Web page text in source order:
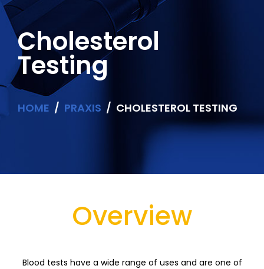
Cholesterol
Testing
HOME PRAXIS CHOLESTEROL TESTING
Overview
Blood tests have a wide range of uses and are one of